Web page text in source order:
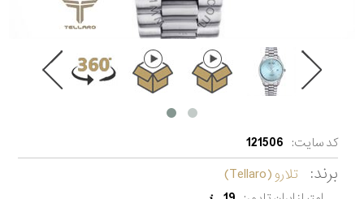
کد سایت: 121506
برند: تلارو (Tellaro)